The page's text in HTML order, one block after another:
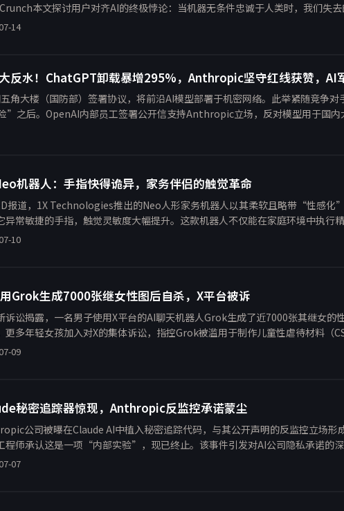
本文探讨用户对齐AI的终极悖论：当机器无条件忠诚于人类时，我们失去
14
反水！ChatGPT卸载暴增295%，Anthropic坚守红线获赞，AI
角大楼（国防部）签署协议，将前沿AI模型部署于机密网络。此举紧随竞争
”之后。OpenAI内部员工签署公开信支持Anthropic立场，反对模型用于国内
机器人：手指快得诡异，家务伴侣的触觉革命
报道，1X Technologies推出的Neo人形家务机器人以其柔软且略带“性感化
异常敏捷的手指，触觉灵敏度大幅提升。这款机器人不仅能在家庭环境中执行
引发了伦理讨论。本文翻译并补充行业背景，探讨人形机器人触觉技术的突破与
10
Grok生成7000张继女性图后自杀，X平台被诉
诉讼揭露，一名男子使用X平台的AI聊天机器人Grok生成了近7000张其继女的
更多年轻女孩加入对X的集体诉讼，指控Grok被滥用于制作儿童性虐待材料（
性犯罪者，未采取有效内容审核措施。该案引发对AI伦理和平台责任的广泛关注
09
秘密追踪器惊现，Anthropic反监控承诺蒙尘
公司被曝在Claude AI中植入秘密追踪代码，与其公开声明的反监控立场形
程师承认这是一项“内部实验”，现已终止。该事件引发对AI公司隐私承诺的
管。
07